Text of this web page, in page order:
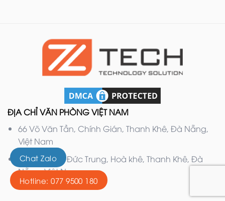
ĐỊA CHỈ VĂN PHÒNG VIỆT NAM
66 Võ Văn Tần, Chính Gián, Thanh Khê, Đà Nẵng,
Việt Nam
132 Nguyễn Đức Trung, Hoà khê, Thanh Khê, Đà
Nẵng, Việt Nam
Chat Zalo
Hotline: 077 9500 180